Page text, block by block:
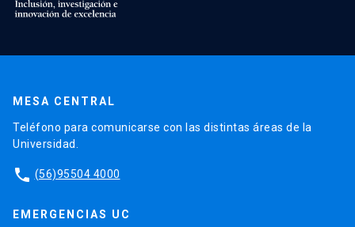
MESA CENTRAL
Teléfono para comunicarse con las distintas áreas de la
Universidad.
phone (56)95504 4000
EMERGENCIAS UC